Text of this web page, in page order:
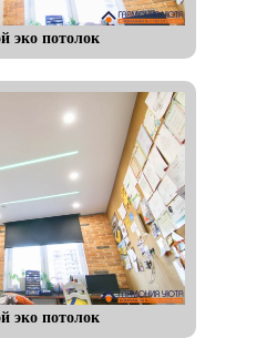
эко потолок
эко потолок